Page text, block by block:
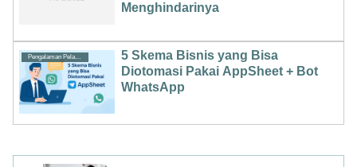
Menghindarinya
Pengalaman Pelanggan
5 Skema Bisnis yang Bisa
Diotomasi Pakai AppSheet + Bot
WhatsApp